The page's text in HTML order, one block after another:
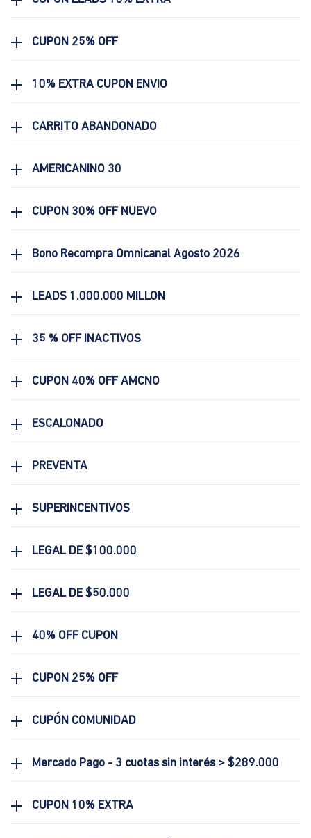
CUPON 25% OFF
10% EXTRA CUPON ENVIO
CARRITO ABANDONADO
AMERICANINO 30
CUPON 30% OFF NUEVO
Bono Recompra Omnicanal Agosto 2026
LEADS 1.000.000 MILLON
35 % OFF INACTIVOS
CUPON 40% OFF AMCNO
ESCALONADO
PREVENTA
SUPERINCENTIVOS
LEGAL DE $100.000
LEGAL DE $50.000
40% OFF CUPON
CUPON 25% OFF
CUPÓN COMUNIDAD
Mercado Pago - 3 cuotas sin interés > $289.000
CUPON 10% EXTRA